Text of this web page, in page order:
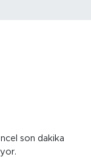
son dakika